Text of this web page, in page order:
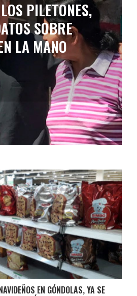
PILETONES,
SOBRE
LA MANO
EN GÓNDOLAS, YA SE